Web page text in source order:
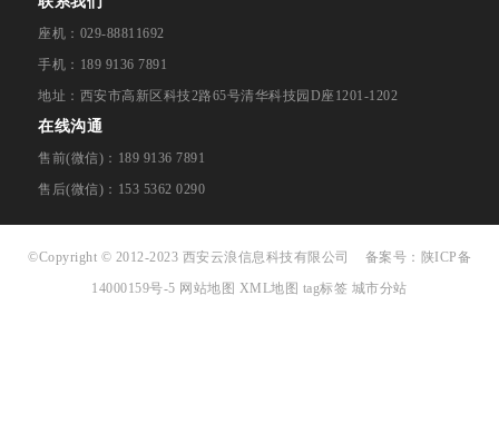
座机：029-88811692
手机：189 9136 7891
地址：西安市高新区科技2路65号清华科技园D座1201-1202
在线沟通
售前(微信)：189 9136 7891
售后(微信)：153 5362 0290
©Copyright © 2012-2023 西安云浪信息科技有限公司 备案号： 陕ICP备
14000159号-5 网站地图 XML地图 tag标签 城市分站